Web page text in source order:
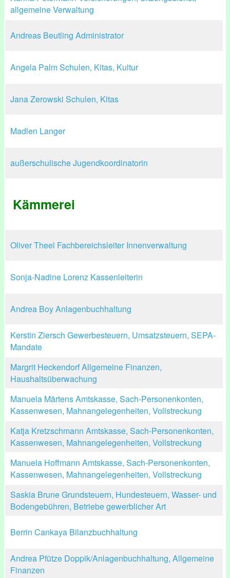
allgemeine Verwaltung
Andreas Beutling Administrator
Angela Palm Schulen, Kitas, Kultur
Jana Zerowski Schulen, Kitas
Madlen Langer
außerschulische Jugendkoordinatorin
Kämmerei
Oliver Theel Fachbereichsleiter Innenverwaltung
Sonja-Nadine Lorenz Kassenleiterin
Andrea Boy Anlagenbuchhaltung
Kerstin Ziersch Gewerbesteuern, Umsatzsteuern, SEPA-
Mandate
Margrit Heckendorf Allgemeine Finanzen,
Haushaltsüberwachung
Manuela Märtens Amtskasse, Sach-Personenkonten,
Kassenwesen, Mahnangelegenheiten, Vollstreckung
Katja Kretzschmann Amtskasse, Sach-Personenkonten,
Kassenwesen, Mahnangelegenheiten, Vollstreckung
Manuela Hoffmann Amtskasse, Sach-Personenkonten,
Kassenwesen, Mahnangelegenheiten, Vollstreckung
Saskia Brune Grundsteuern, Hundesteuern, Wasser- und
Bodengebühren, Betriebe gewerblicher Art
Berrin Cankaya Bilanzbuchhaltung
Andrea Pfütze Doppik/Anlagenbuchhaltung, Allgemeine
Finanzen